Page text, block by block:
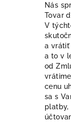
Nás
Tovar
V
a vrátiť
a to v
od
cenu
sa s
platby,